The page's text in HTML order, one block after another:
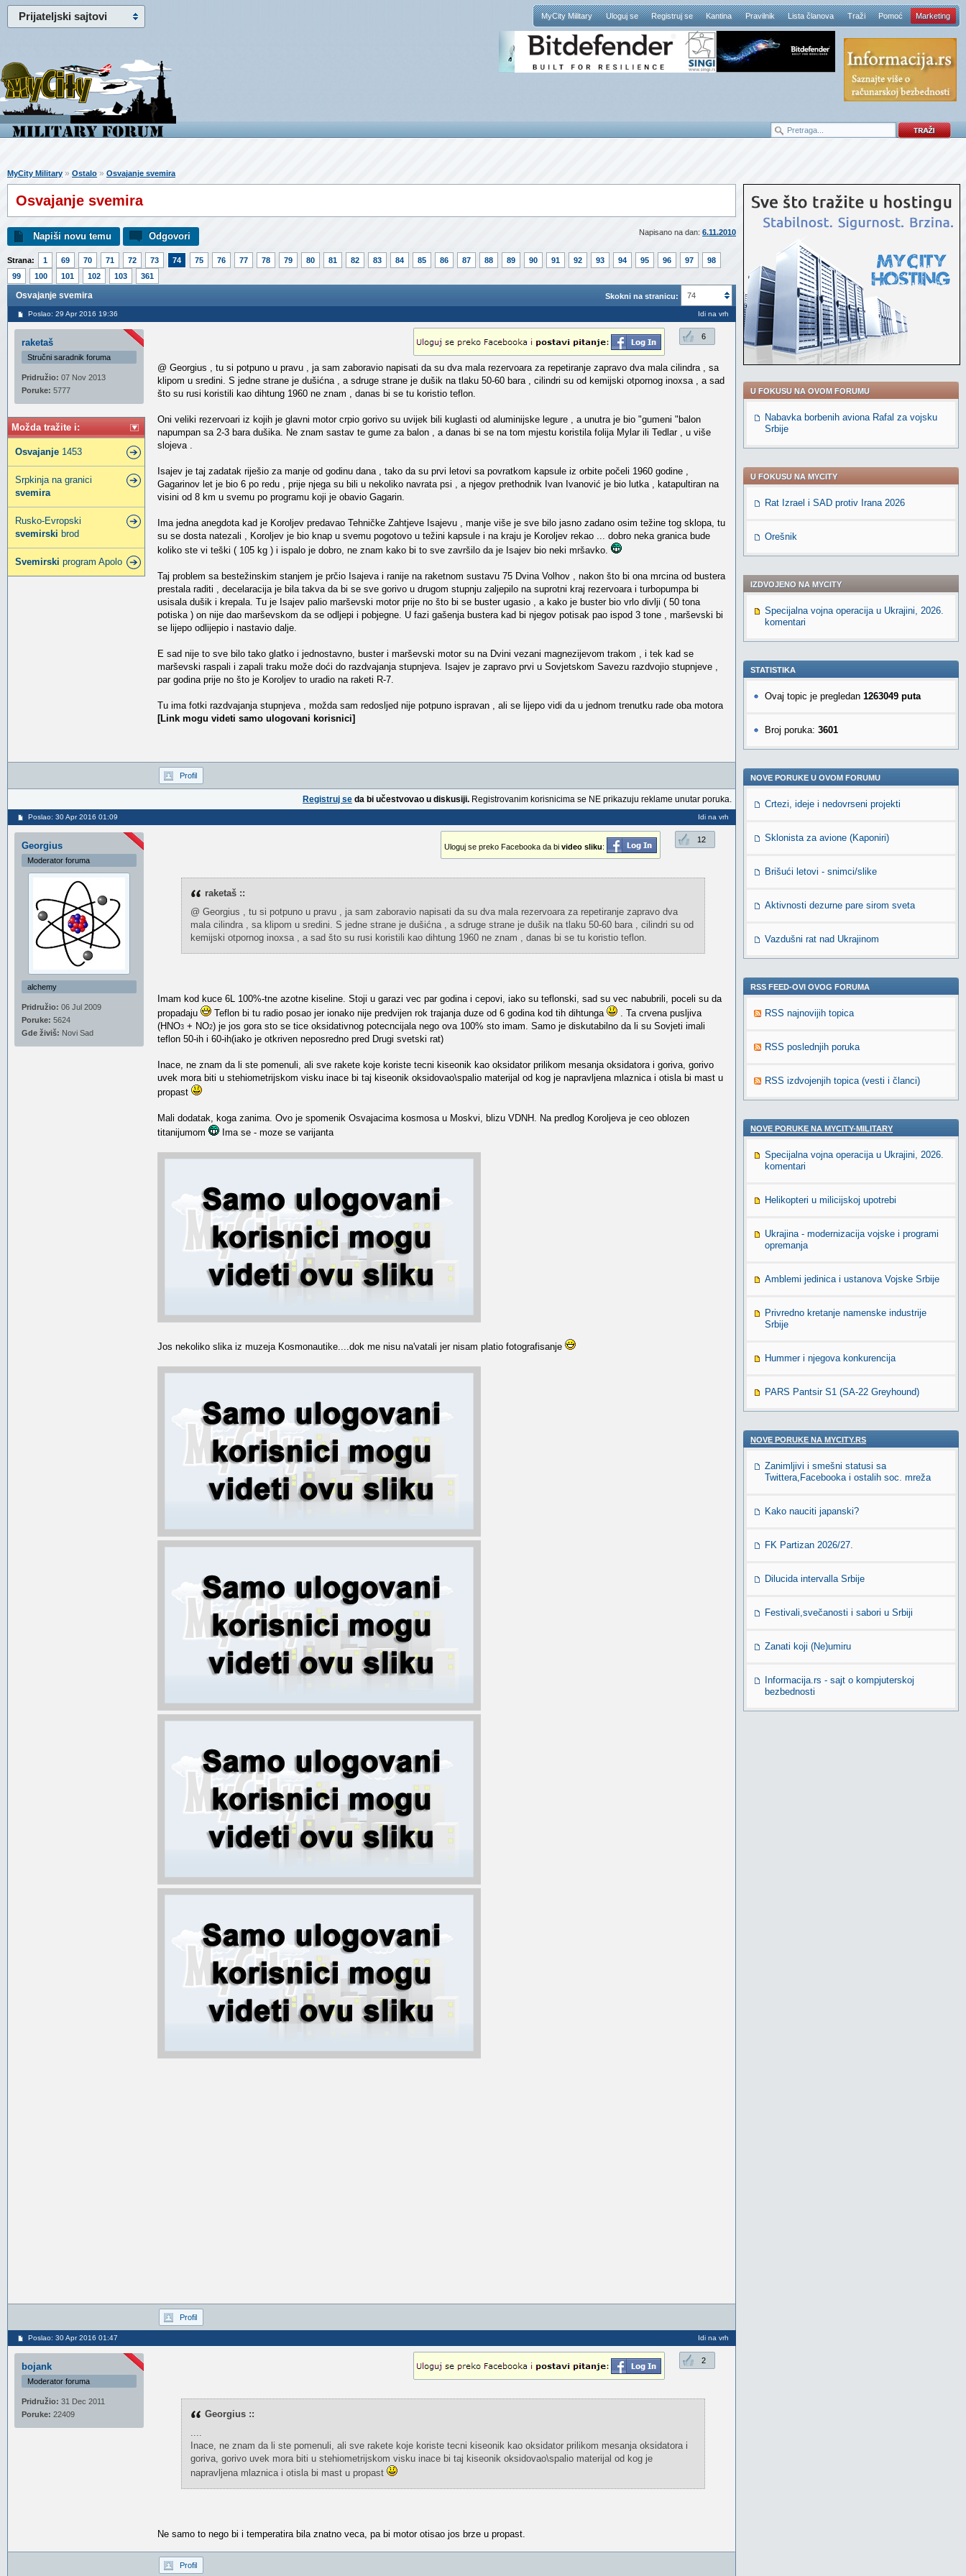
Prijateljski sajtovi MyCity Military Uloguj se Registruj se Kantina Pravilnik Lista članova Traži Pomoć Marketing
Možda tražite i:
Osvajanje 1453
Srpkinja na granici
svemira
Rusko-Evropski
svemirski brod
Svemirski program Apolo
MyCity Military » Ostalo » Osvajanje svemira
Osvajanje svemira
Napisano na dan: 6.11.2010
Napiši novu temu Odgovori
Strana: 1 69 70 71 72 73 74 75 76 77 78 79 80 81 82 83 84 85 86 87 88 89 90 91 92 93 94 95 96 97
98
99
100 101 102 103 361
Skokni na stranicu: 74
Osvajanje svemira
Poslao: 29 Apr 2016 19:36 Idi na vrh
raketaš
Stručni saradnik foruma
Pridružio: 07 Nov 2013
Poruke: 5777
6
@ Georgius , tu si potpuno u pravu , ja sam zaboravio napisati da su dva mala rezervoara za repetiranje zapravo dva mala cilindra , sa
klipom u sredini. S jedne strane je dušićna , a sdruge strane je dušik na tlaku 50-60 bara , cilindri su od kemijski otpornog inoxsa , a sad
što su rusi koristili kao dihtung 1960 ne znam , danas bi se tu koristio teflon.
Oni veliki rezervoari iz kojih je glavni motor crpio gorivo su uvijek bili kuglasti od aluminijske legure , a unutra je bio "gumeni "balon
napumpan sa 2-3 bara dušika. Ne znam sastav te gume za balon , a danas bi se na tom mjestu koristila folija Mylar ili Tedlar , u više
slojeva .
Isajev je taj zadatak riješio za manje od godinu dana , tako da su prvi letovi sa povratkom kapsule iz orbite počeli 1960 godine ,
Gagarinov let je bio 6 po redu , prije njega su bili u nekoliko navrata psi , a njegov prethodnik Ivan Ivanović je bio lutka , katapultiran na
visini od 8 km u svemu po programu koji je obavio Gagarin.
Ima jedna anegdota kad je Koroljev predavao Tehničke Zahtjeve Isajevu , manje više je sve bilo jasno zadano osim težine tog sklopa, tu
su se dosta natezali , Koroljev je bio knap u svemu pogotovo u težini kapsule i na kraju je Koroljev rekao ... dobro neka granica bude
koliko ste vi teški ( 105 kg ) i ispalo je dobro, ne znam kako bi to sve završilo da je Isajev bio neki mršavko.
Taj problem sa bestežinskim stanjem je prčio Isajeva i ranije na raketnom sustavu 75 Dvina Volhov , nakon što bi ona mrcina od bustera
prestala raditi , decelaracija je bila takva da bi se sve gorivo u drugom stupnju zaljepilo na suprotni kraj rezervoara i turbopumpa bi
usisala dušik i krepala. Tu je Isajev palio marševski motor prije no što bi se buster ugasio , a kako je buster bio vrlo divlji ( 50 tona
potiska ) on nije dao marševskom da se odljepi i pobjegne. U fazi gašenja bustera kad bi njegov potisak pao ispod 3 tone , marševski bi
se lijepo odlijepio i nastavio dalje.
E sad nije to sve bilo tako glatko i jednostavno, buster i marševski motor su na Dvini vezani magnezijevom trakom , i tek kad se
marševski raspali i zapali traku može doći do razdvajanja stupnjeva. Isajev je zapravo prvi u Sovjetskom Savezu razdvojio stupnjeve ,
par godina prije no što je Koroljev to uradio na raketi R-7.
Tu ima fotki razdvajanja stupnjeva , možda sam redosljed nije potpuno ispravan , ali se lijepo vidi da u jednom trenutku rade oba motora
[Link mogu videti samo ulogovani korisnici]
Profil
Registruj se da bi učestvovao u diskusiji. Registrovanim korisnicima se NE prikazuju reklame unutar poruka.
Poslao: 30 Apr 2016 01:09 Idi na vrh
Georgius
Moderator foruma
alchemy
Pridružio: 06 Jul 2009
Poruke: 5624
Gde živiš: Novi Sad
12
Uloguj se preko Facebooka da bi video sliku:
raketaš ::
@ Georgius , tu si potpuno u pravu , ja sam zaboravio napisati da su dva mala rezervoara za repetiranje zapravo dva
mala cilindra , sa klipom u sredini. S jedne strane je dušićna , a sdruge strane je dušik na tlaku 50-60 bara , cilindri su od
kemijski otpornog inoxsa , a sad što su rusi koristili kao dihtung 1960 ne znam , danas bi se tu koristio teflon.
Imam kod kuce 6L 100%-tne azotne kiseline. Stoji u garazi vec par godina i cepovi, iako su teflonski, sad su vec nabubrili, poceli su da
propadaju
Teflon bi tu radio posao jer ionako nije predvijen rok trajanja duze od 6 godina kod tih dihtunga
. Ta crvena pusljiva
(HNO3 + NO2) je jos gora sto se tice oksidativnog potecncijala nego ova 100% sto imam. Samo je diskutabilno da li su Sovjeti imali
teflon 50-ih i 60-ih(iako je otkriven neposredno pred Drugi svetski rat)
Inace, ne znam da li ste pomenuli, ali sve rakete koje koriste tecni kiseonik kao oksidator prilikom mesanja oksidatora i goriva, gorivo
uvek mora biti u stehiometrijskom visku inace bi taj kiseonik oksidovao\spalio materijal od kog je napravljena mlaznica i otisla bi mast u
propast
Mali dodatak, koga zanima. Ovo je spomenik Osvajacima kosmosa u Moskvi, blizu VDNH. Na predlog Koroljeva je ceo oblozen
titanijumom
Ima se - moze se varijanta
Jos nekoliko slika iz muzeja Kosmonautike....dok me nisu na'vatali jer nisam platio fotografisanje
Profil
Poslao: 30 Apr 2016 01:47 Idi na vrh
bojank
Moderator foruma
Pridružio: 31 Dec 2011
Poruke: 22409
2
Georgius ::
....
Inace, ne znam da li ste pomenuli, ali sve rakete koje koriste tecni kiseonik kao oksidator prilikom mesanja oksidatora i
goriva, gorivo uvek mora biti u stehiometrijskom visku inace bi taj kiseonik oksidovao\spalio materijal od kog je
napravljena mlaznica i otisla bi mast u propast
Ne samo to nego bi i temperatira bila znatno veca, pa bi motor otisao jos brze u propast.
Profil
U FOKUSU NA OVOM FORUMU
Nabavka borbenih aviona Rafal za vojsku
Srbije
U FOKUSU NA MYCITY
Rat Izrael i SAD protiv Irana 2026
Orešnik
IZDVOJENO NA MYCITY
Specijalna vojna operacija u Ukrajini, 2026.
komentari
STATISTIKA
Ovaj topic je pregledan 1263049 puta
Broj poruka: 3601
NOVE PORUKE U OVOM FORUMU
Crtezi, ideje i nedovrseni projekti
Sklonista za avione (Kaponiri)
Brišući letovi - snimci/slike
Aktivnosti dezurne pare sirom sveta
Vazdušni rat nad Ukrajinom
RSS FEED-OVI OVOG FORUMA
RSS najnovijih topica
RSS poslednjih poruka
RSS izdvojenjih topica (vesti i članci)
NOVE PORUKE NA MYCITY-MILITARY
Specijalna vojna operacija u Ukrajini, 2026.
komentari
Helikopteri u milicijskoj upotrebi
Ukrajina - modernizacija vojske i programi
opremanja
Amblemi jedinica i ustanova Vojske Srbije
Privredno kretanje namenske industrije
Srbije
Hummer i njegova konkurencija
PARS Pantsir S1 (SA-22 Greyhound)
NOVE PORUKE NA MYCITY.RS
Zanimljivi i smešni statusi sa
Twittera,Facebooka i ostalih soc. mreža
Kako nauciti japanski?
FK Partizan 2026/27.
Dilucida intervalla Srbije
Festivali,svečanosti i sabori u Srbiji
Zanati koji (Ne)umiru
Informacija.rs - sajt o kompjuterskoj
bezbednosti